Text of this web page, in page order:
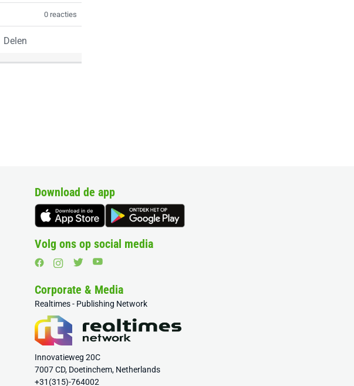
0 reacties
Delen
Download de app
Volg ons op social media
Corporate & Media
Realtimes - Publishing Network
Innovatieweg 20C
7007 CD, Doetinchem, Netherlands
+31(315)-764002